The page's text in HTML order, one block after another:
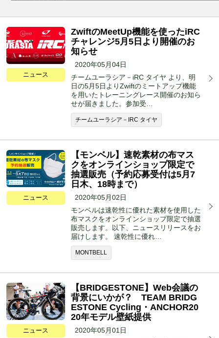
ニュース
ZwiftのMeetUp機能を使ったiRC
チャレンジ5月5日より開催のお
知らせ
2020年05月04日
チームユーラシア－iRC タイヤ より、明
日の5月5日よりZwiftのミートアップ機能
を用いたトレーニングレース開催のお知ら
せが届きました。参加受…
チームユーラシア－IRC タイヤ
ニュース
【モンベル】速乾素材の布マス
クをオンラインショップ限定で
抽選販売（予約応募受付は5月7
日木、18時まで）
2020年05月02日
モンベルは速乾性に優れた素材を使用した
布マスクをオンラインショップ限定で抽選
販売します。以下、ニュースリリースをお
届けします。 速乾性に優れ…
MONTBELL
ニュース
【BRIDGESTONE】Web会議の
背景にいかが？ TEAM BRIDG
ESTONE Cycling・ANCHOR20
20年モデル壁紙提供
2020年05月01日